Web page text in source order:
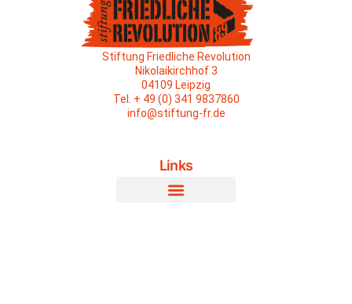
Stiftung Friedliche Revolution
Nikolaikirchhof 3
04109 Leipzig
Tel. + 49 (0) 341 9837860
info@stiftung-fr.de
Links